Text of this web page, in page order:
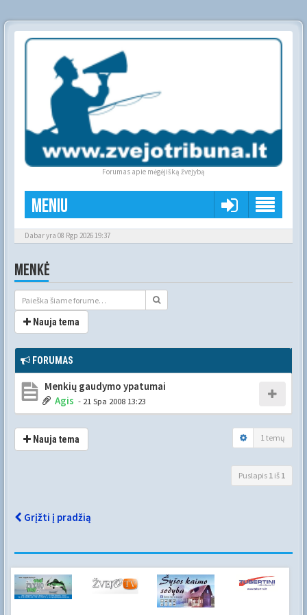
Forumas apie mėgėjišką žvejybą
Meniu
Dabar yra 08 Rgp 2026 19:37
MENKĖ
Nauja tema
FORUMAS
Menkių gaudymo ypatumai
Agis - 21 Spa 2008 13:23
Nauja tema 1 temų
Puslapis 1 iš 1
Grįžti į pradžią